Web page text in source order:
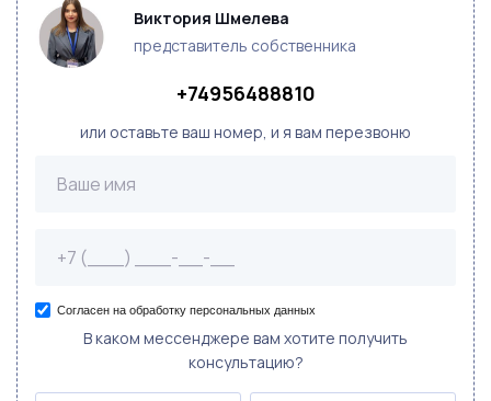
Виктория Шмелева
представитель собственника
+74956488810
или оставьте ваш номер, и я вам перезвоню
Согласен на обработку персональных данных
В каком мессенджере вам хотите получить
консультацию?